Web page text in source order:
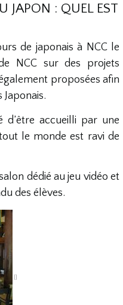
JAPON : QUEL EST
de japonais à NCC le
NCC sur des projets
proposées afin
d’être accueilli par une
le monde est ravi de
dédié au jeu vidéo et
des élèves.